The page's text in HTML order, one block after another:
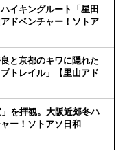
イキングルート「星田
ドベンチャー！ソトア
と京都のキワに隠れた
トレイル」【里山アド
を拝観。大阪近郊冬ハ
ー！ソトアソ日和